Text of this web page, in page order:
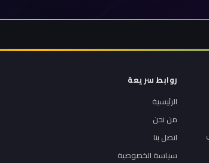
روابط سريعة
الرئيسية
من نحن
اتصل بنا
سياسة الخصوصية